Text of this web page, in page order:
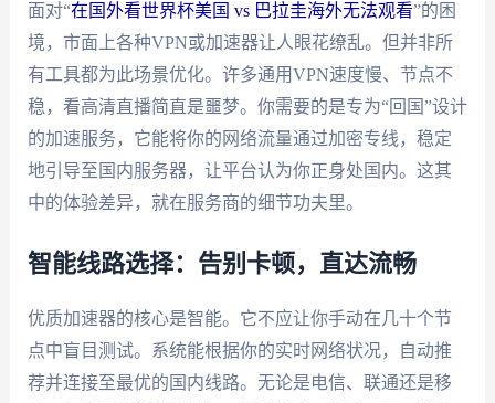
面对“在国外看世界杯美国 vs 巴拉圭海外无法观看”的困
境，市面上各种VPN或加速器让人眼花缭乱。但并非所
有工具都为此场景优化。许多通用VPN速度慢、节点不
稳，看高清直播简直是噩梦。你需要的是专为“回国”设计
的加速服务，它能将你的网络流量通过加密专线，稳定
地引导至国内服务器，让平台认为你正身处国内。这其
中的体验差异，就在服务商的细节功夫里。
智能线路选择：告别卡顿，直达流畅
优质加速器的核心是智能。它不应让你手动在几十个节
点中盲目测试。系统能根据你的实时网络状况，自动推
荐并连接至最优的国内线路。无论是电信、联通还是移